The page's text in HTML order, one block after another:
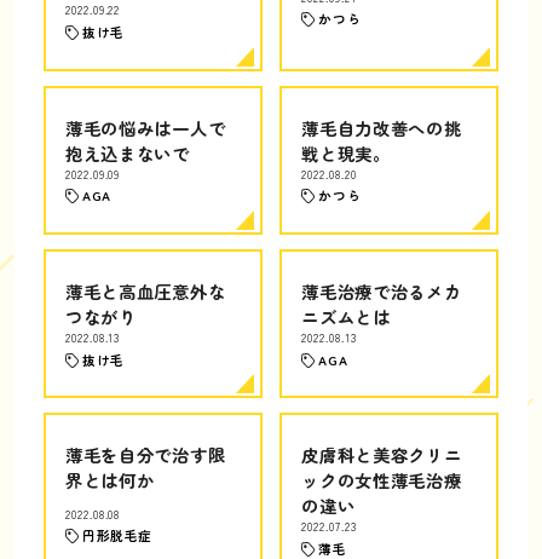
2022.09.22
抜け毛
かつら
薄毛の悩みは一人で
抱え込まないで
2022.09.09
AGA
薄毛自力改善への挑
戦と現実。
2022.08.20
かつら
薄毛と高血圧意外な
つながり
2022.08.13
抜け毛
薄毛治療で治るメカ
ニズムとは
2022.08.13
AGA
薄毛を自分で治す限
界とは何か
2022.08.08
円形脱毛症
皮膚科と美容クリニ
ックの女性薄毛治療
の違い
2022.07.23
薄毛